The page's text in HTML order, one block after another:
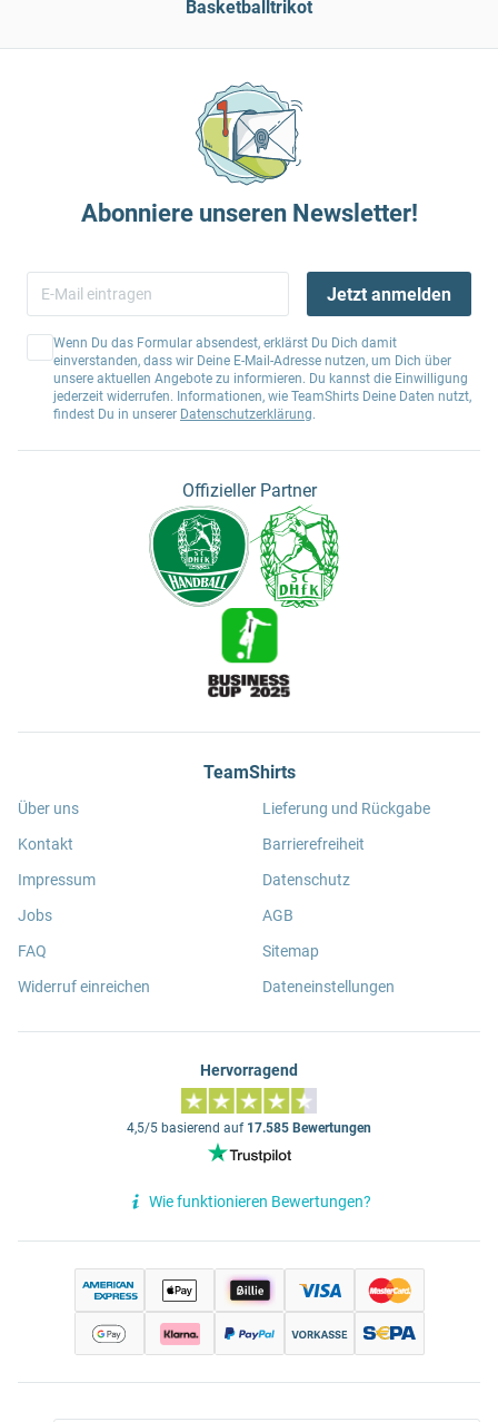
Basketballtrikot
Abonniere unseren Newsletter!
Jetzt anmelden
Wenn Du das Formular absendest, erklärst Du Dich damit
einverstanden, dass wir Deine E-Mail-Adresse nutzen, um Dich über
unsere aktuellen Angebote zu informieren. Du kannst die Einwilligung
jederzeit widerrufen. Informationen, wie TeamShirts Deine Daten nutzt,
findest Du in unserer Datenschutzerklärung.
Offizieller Partner
TeamShirts
Über uns
Kontakt
Impressum
Jobs
FAQ
Widerruf einreichen
Lieferung und Rückgabe
Barrierefreiheit
Datenschutz
AGB
Sitemap
Dateneinstellungen
Hervorragend
4,5/5 basierend auf 17.585 Bewertungen
Wie funktionieren Bewertungen?